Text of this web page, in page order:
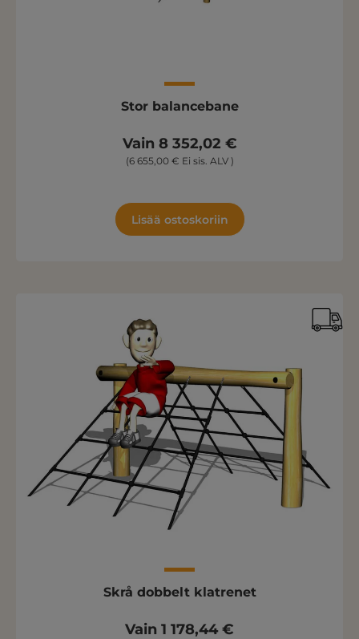
Stor balancebane
Vain 8 352,02 €
(6 655,00 € Ei sis. ALV )
Lisää ostoskoriin
Skrå dobbelt klatrenet
Vain 1 178,44 €